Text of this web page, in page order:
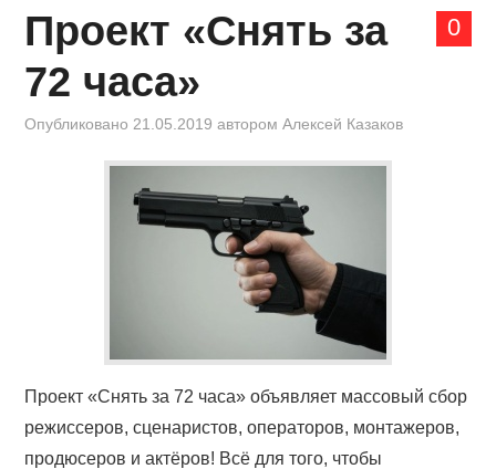
0
Проект «Снять за
72 часа»
Опубликовано 21.05.2019 авторомАлексей Казаков
Проект «Снять за 72 часа» объявляет массовый сбор
режиссеров, сценаристов, операторов, монтажеров,
продюсеров и актёров! Всё для того, чтобы